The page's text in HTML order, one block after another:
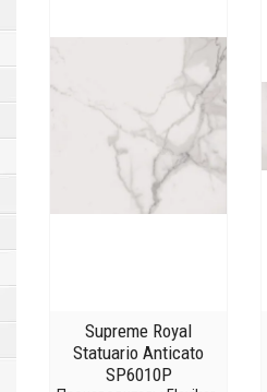
Supreme Royal
Statuario Anticato
SP6010P